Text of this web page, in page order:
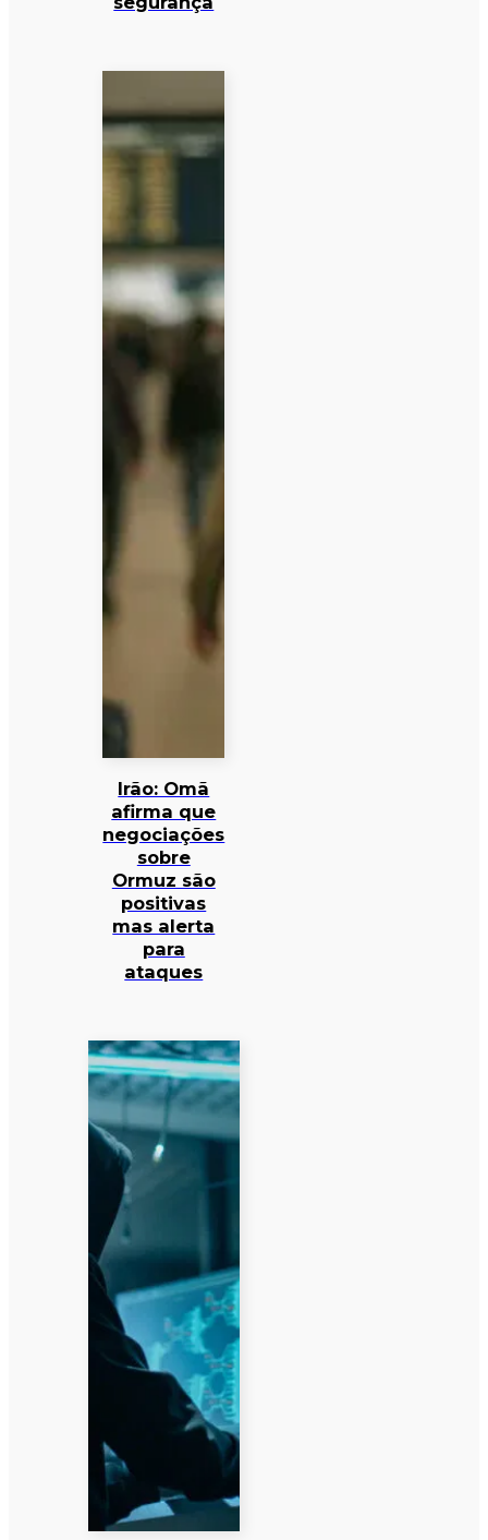
Irão: Omã
afirma que
negociações
sobre
Ormuz são
positivas
mas alerta
para
ataques